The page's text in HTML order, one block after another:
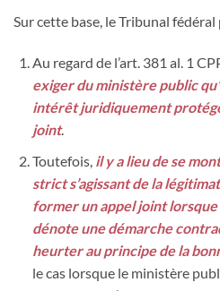
Sur cette base, le Tribunal
Au regard de l’art. 381 al. 1
exiger du ministère public
intérêt juridiquement
joint.
Toutefois, il y a lieu de se
strict s’agissant de la
former un appel joint lorsque
dénote une démarche
heurter au principe de la
le cas lorsque le ministère